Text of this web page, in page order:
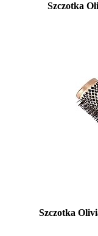
Szczotka
Szczotka